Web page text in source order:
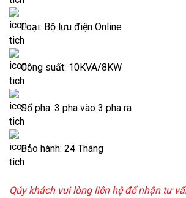
Loại: Bộ lưu điện Online
Công suất: 10KVA/8KW
Số pha: 3 pha vào 3 pha ra
Bảo hành: 24 Tháng
Qúy khách vui lòng liên hệ để nhận tư